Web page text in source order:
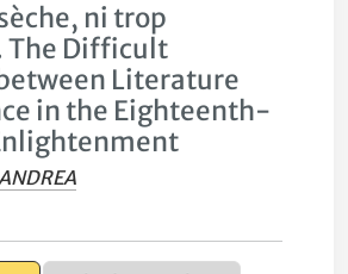
ni trop
Difficult
Literature
in the Eighteenth-